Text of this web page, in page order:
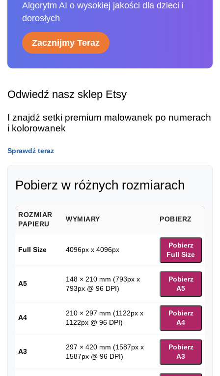
Algorytm AI o wysokiej jakości dla dzieci i
dorosłych
Zacznijmy Teraz
Odwiedź nasz sklep Etsy
I znajdź setki premium malowanek po numerach
i kolorowanek
Sprawdź teraz
Pobierz w różnych rozmiarach
ROZMIAR
PAPIERU
WYMIARY POBIERZ
Full Size 4096px x 4096px
Pobierz
Full Size
A5
148 × 210 mm (793px x
793px @ 96 DPI)
Pobierz
A5
A4
210 × 297 mm (1122px x
1122px @ 96 DPI)
Pobierz
A4
A3
297 × 420 mm (1587px x
1587px @ 96 DPI)
Pobierz
A3